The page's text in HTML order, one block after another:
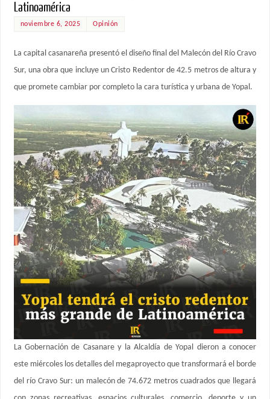
Latinoamérica
noviembre 6, 2025 Opinión
La capital casanareña presentó el diseño final del Malecón del Río Cravo
Sur, una obra que incluye un Cristo Redentor de 42.5 metros de altura y
que promete cambiar por completo la cara turística y urbana de Yopal.
La Gobernación de Casanare y la Alcaldía de Yopal dieron a conocer
este miércoles los detalles del megaproyecto que transformará el borde
del río Cravo Sur: un malecón de 74.672 metros cuadrados que llegará